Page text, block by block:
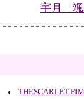
宇月 颯
THESCARLET